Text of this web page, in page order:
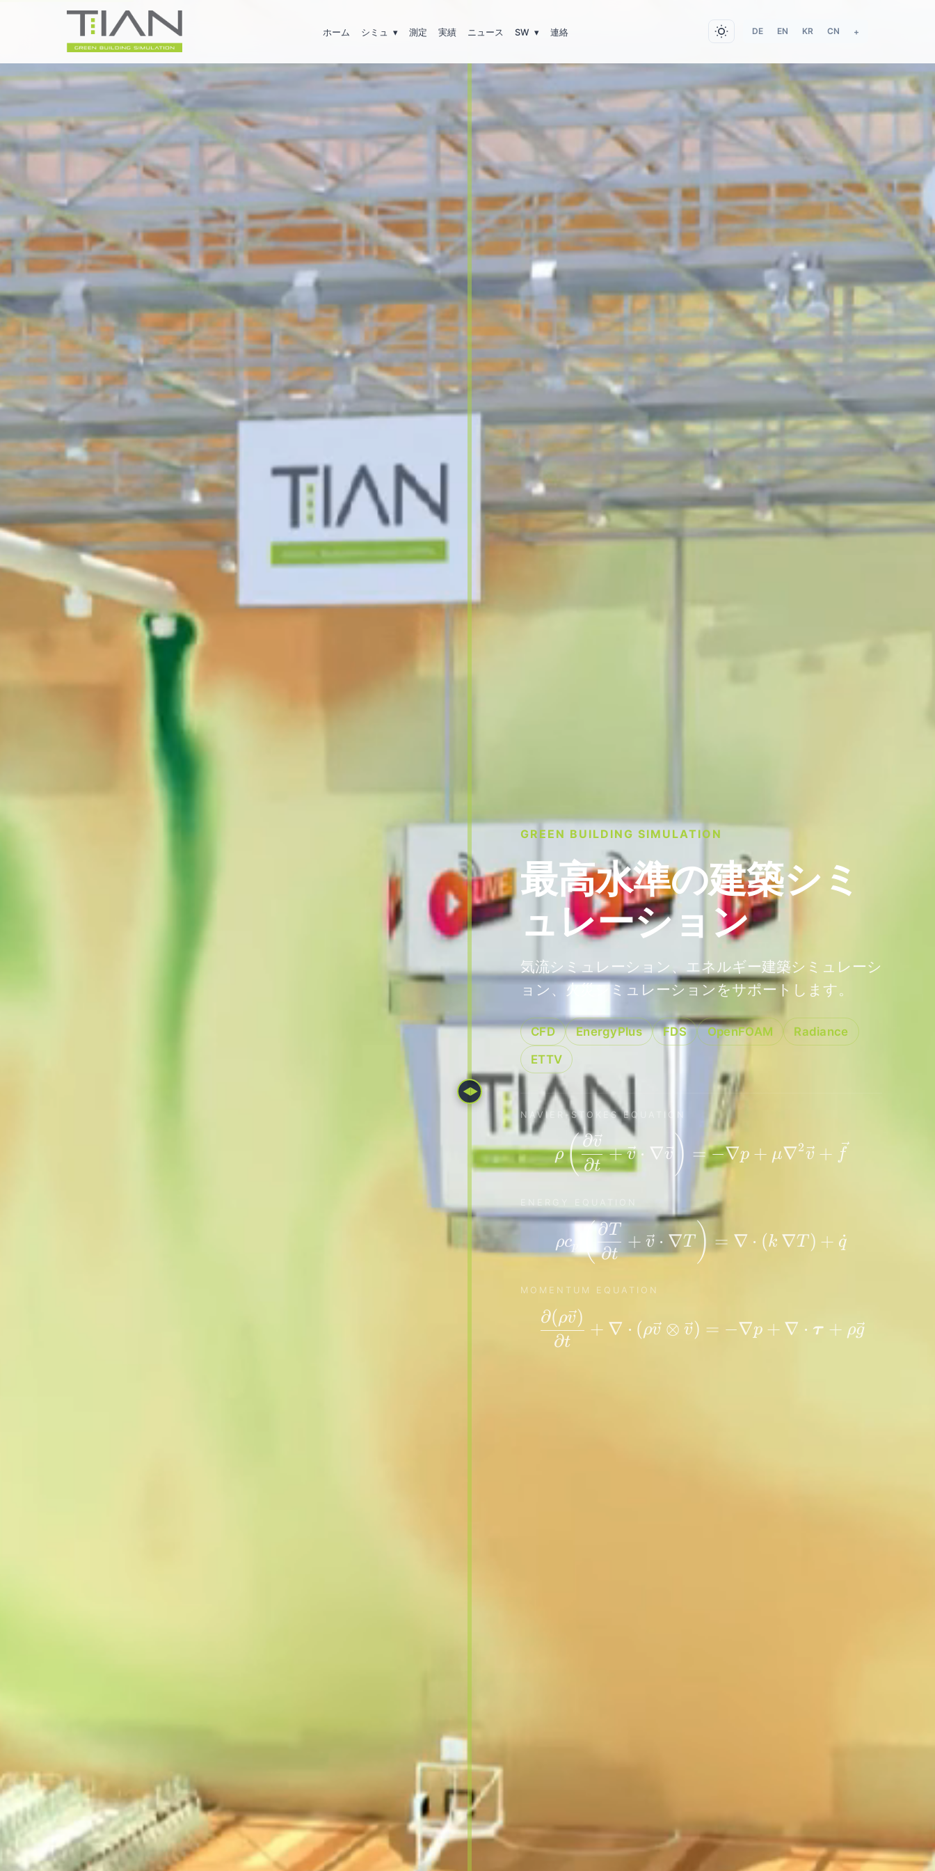
ホーム シミュ ▾ 測定 実績 ニュース SW ▾ 連絡 DE EN KR CN +
◀▶
GREEN BUILDING SIMULATION
最高水準の建築シミ
ュレーション
気流シミュレーション、エネルギー建築シミュレーシ
ョン、火災シミュレーションをサポートします。
CFD EnergyPlus FDS OpenFOAM
Radiance
ETTV
NAVIER-STOKES EQUATION
\rho \left( \frac{\partial
ρ(∂t
∂v
+ v ⋅ ∇v ) = −∇p + μ∇2v + f
\rho c_p \left(
ρcp ( ∂t
∂T
+ v ⋅ ∇T ) = ∇ ⋅ (k ∇T ) + q
˙
MOMENTUM EQUATION
\frac{\partial (\rho
∂t
∂(ρv)
+ ∇ ⋅ (ρv ⊗ v) = −∇p + ∇ ⋅ τ + ρg